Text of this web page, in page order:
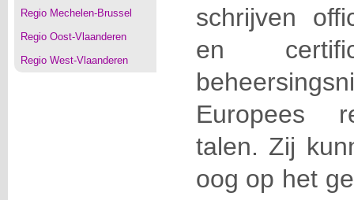
Regio Mechelen-Brussel
Regio Oost-Vlaanderen
Regio West-Vlaanderen
schrijven
en
Europees
talen. Zij
oog op het